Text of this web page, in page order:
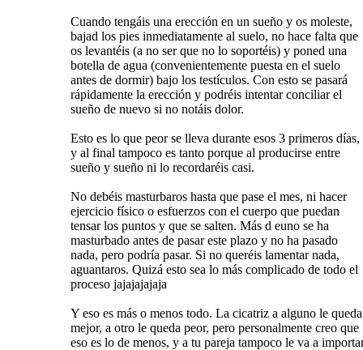
Cuando tengáis una erección en un sueño y os moleste,
bajad los pies inmediatamente al suelo, no hace falta que
os levantéis (a no ser que no lo soportéis) y poned una
botella de agua (convenientemente puesta en el suelo
antes de dormir) bajo los testículos. Con esto se pasará
rápidamente la erección y podréis intentar conciliar el
sueño de nuevo si no notáis dolor.
Esto es lo que peor se lleva durante esos 3 primeros días,
y al final tampoco es tanto porque al producirse entre
sueño y sueño ni lo recordaréis casi.
No debéis masturbaros hasta que pase el mes, ni hacer
ejercicio físico o esfuerzos con el cuerpo que puedan
tensar los puntos y que se salten. Más d euno se ha
masturbado antes de pasar este plazo y no ha pasado
nada, pero podría pasar. Si no queréis lamentar nada,
aguantaros. Quizá esto sea lo más complicado de todo el
proceso jajajajajaja
Y eso es más o menos todo. La cicatriz a alguno le queda
mejor, a otro le queda peor, pero personalmente creo que
eso es lo de menos, y a tu pareja tampoco le va a